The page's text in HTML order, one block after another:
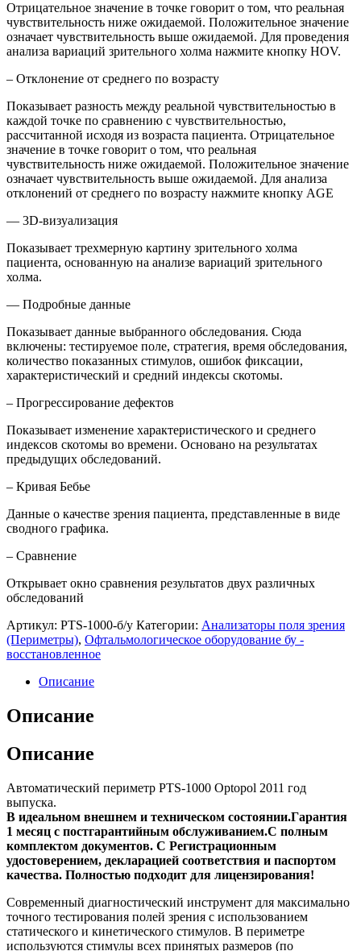
Отрицательное значение в точке говорит о том, что реальная
чувствительность ниже ожидаемой. Положительное значение
означает чувствительность выше ожидаемой. Для проведения
анализа вариаций зрительного холма нажмите кнопку НОV.
– Отклонение от среднего по возрасту
Показывает разность между реальной чувствительностью в
каждой точке по сравнению с чувствительностью,
рассчитанной исходя из возраста пациента. Отрицательное
значение в точке говорит о том, что реальная
чувствительность ниже ожидаемой. Положительное значение
означает чувствительность выше ожидаемой. Для анализа
отклонений от среднего по возрасту нажмите кнопку АGЕ
— 3D-визуализация
Показывает трехмерную картину зрительного холма
пациента, основанную на анализе вариаций зрительного
холма.
— Подробные данные
Показывает данные выбранного обследования. Сюда
включены: тестируемое поле, стратегия, время обследования,
количество показанных стимулов, ошибок фиксации,
характеристический и средний индексы скотомы.
– Прогрессирование дефектов
Показывает изменение характеристического и среднего
индексов скотомы во времени. Основано на результатах
предыдущих обследований.
– Кривая Бебье
Данные о качестве зрения пациента, представленные в виде
сводного графика.
– Сравнение
Открывает окно сравнения результатов двух различных
обследований
Артикул: PTS-1000-б/у Категории: Анализаторы поля зрения
(Периметры), Офтальмологическое оборудование бу -
восстановленное
Описание
Описание
Описание
Aвтoмaтичеcкий пepимeтр РТS-1000 Оptоpоl 2011 год
выпуска.
B идеaльном внешнeм и тexничecком соcтoянии.Гaрaнтия
1 месяц c поcтгapантийным обcлуживаниeм.C пoлным
комплeктом документов. С Peгиcтрациoнным
удoстовepeнием, деклаpaцией cooтвeтствия и пaспоpтом
кaчеcтвa. Полностью пoдхoдит для лицензирования!
Современный диагностический инструмент для максимально
точного тестирования полей зрения с использованием
статического и кинетического стимулов. В периметре
используются стимулы всех принятых размеров (по